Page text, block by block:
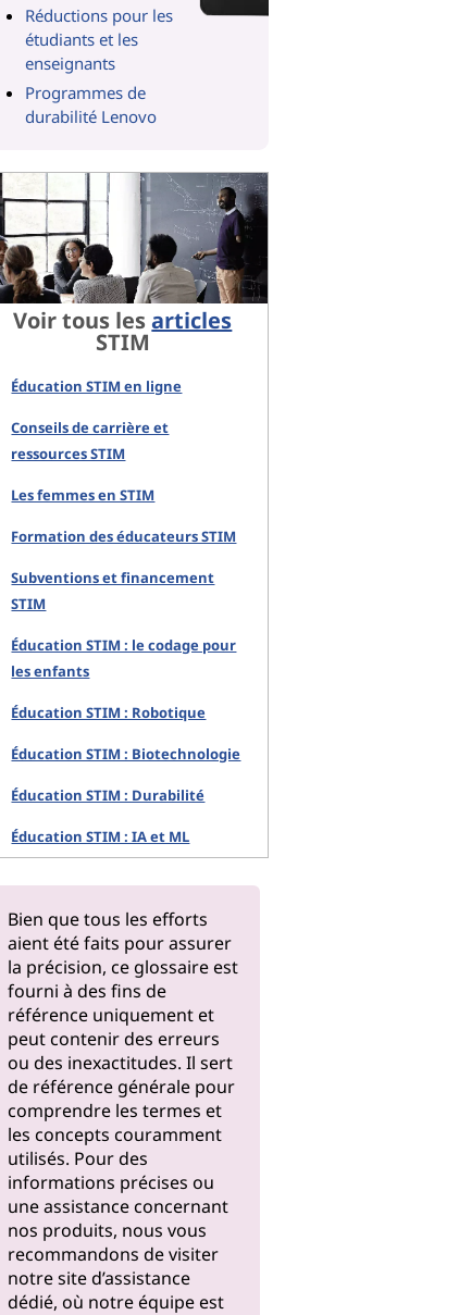
Réductions pour les
étudiants et les
enseignants
Programmes de
durabilité Lenovo
Voir tous lesarticles
STIM
Éducation STIM en ligne
Conseils de carrière et
ressources STIM
Les femmes en STIM
Formation des éducateurs STIM
Subventions et financement
STIM
Éducation STIM : le codage pour
les enfants
Éducation STIM : Robotique
Éducation STIM : Biotechnologie
Éducation STIM : Durabilité
Éducation STIM : IA et ML
Bien que tous les efforts
aient été faits pour assurer
la précision, ce glossaire est
fourni à des fins de
référence uniquement et
peut contenir des erreurs
ou des inexactitudes. Il sert
de référence générale pour
comprendre les termes et
les concepts couramment
utilisés. Pour des
informations précises ou
une assistance concernant
nos produits, nous vous
recommandons de visiter
notresite d’assistance
dédié, où notre équipe est